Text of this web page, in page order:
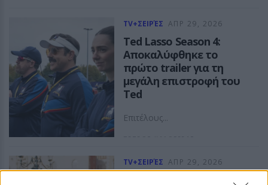
TV+ΣΕΙΡΈΣ ΑΠΡ 29, 2026
Ted Lasso Season 4:
Αποκαλύφθηκε το
πρώτο trailer για τη
μεγάλη επιστροφή του
Ted
Επιτέλους...
TV+ΣΕΙΡΈΣ ΑΠΡ 29, 2026